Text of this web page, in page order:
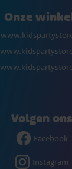
Onze
Volgen ons
Facebook
Instagram